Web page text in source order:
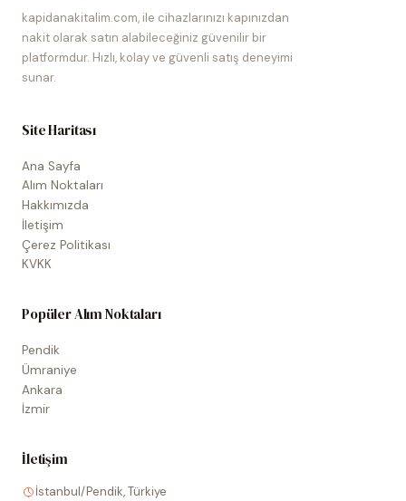
kapidanakitalim.com, ile cihazlarınızı kapınızdan
nakit olarak satın alabileceğiniz güvenilir bir
platformdur. Hızlı, kolay ve güvenli satış deneyimi
sunar.
Site Haritası
Ana Sayfa
Alım Noktaları
Hakkımızda
İletişim
Çerez Politikası
KVKK
Popüler Alım Noktaları
Pendik
Ümraniye
Ankara
İzmir
İletişim
İstanbul/Pendik, Türkiye